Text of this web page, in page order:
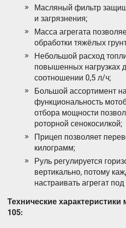
Масляный фильтр
и загрязнения;
Масса агрегата
обработки тяжёлых
Небольшой расход
повышенных нагрузках
соотношении 0,5 л/ч;
Большой ассортимент
функциональность
отбора мощности
роторной сенокосилкой;
Прицеп позволяет
килограмм;
Руль регулируется
вертикально, потому
настраивать агрегат
Технические
105: